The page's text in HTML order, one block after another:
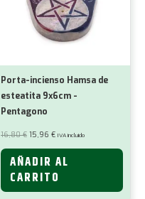
Porta-incienso Hamsa de
esteatita 9x6cm -
Pentagono
16,80€ El
precio
original
era:
16,80 €.
15,96 €El
actual
es:
15,96 €.
IVA incluido
AÑADIR AL
CARRITO